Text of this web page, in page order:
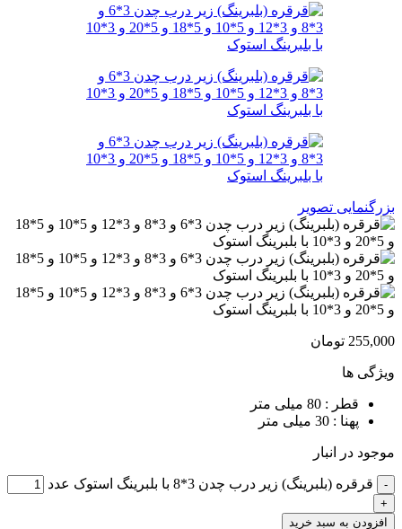
بزرگنمایی تصویر
255,000 تومان
ویژگی ها
قطر : 80 میلی متر
پهنا : 30 میلی متر
موجود در انبار
قرقره (بلبرینگ) زیر درب چدن 3*8 با بلبرینگ استوک عدد
افزودن به سبد خرید